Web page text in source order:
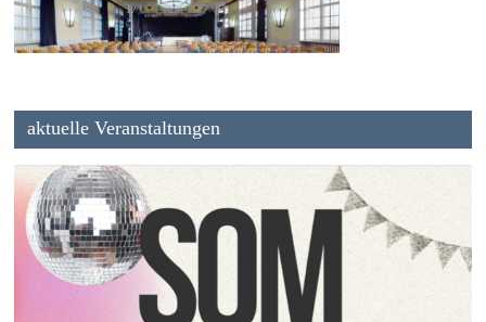
aktuelle Veranstaltungen